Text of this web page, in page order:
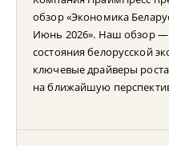
обзор «Экономика
Июнь 2026». Наш обзор —
состояния белорусской
ключевые драйверы
на ближайшую